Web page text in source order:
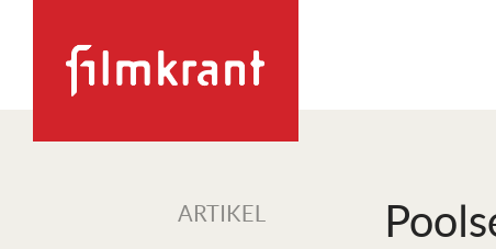
ARTIKEL